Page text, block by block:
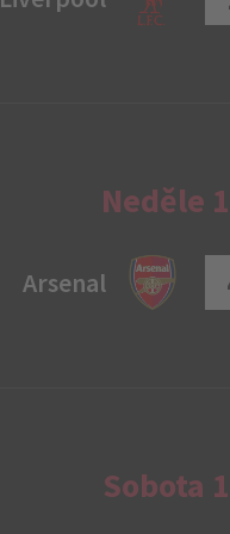
Neděle
Arsenal
Sobota